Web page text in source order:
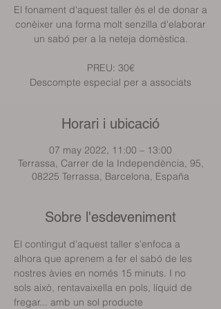
El fonament d'aquest taller és el de donar a
conèixer una forma molt senzilla d'elaborar
un sabó per a la neteja domèstica.
PREU: 30€
Descompte especial per a associats
Horari i ubicació
07 may 2022, 11:00 – 13:00
Terrassa, Carrer de la Independència, 95,
08225 Terrassa, Barcelona, España
Sobre l'esdeveniment
El contingut d'aquest taller s'enfoca a
alhora que aprenem a fer el sabó de les
nostres àvies en només 15 minuts. I no
sols això, rentavaixella en pols, líquid de
fregar... amb un sol producte